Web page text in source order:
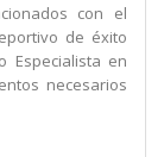
con el
de éxito
Especialista en
necesarios